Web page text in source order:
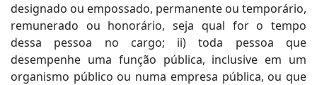
designado ou empossado, permanente ou temporário,
remunerado ou honorário, seja qual for o tempo
dessa pessoa no cargo; ii) toda pessoa que
desempenhe uma função pública, inclusive em um
organismo público ou numa empresa pública, ou que